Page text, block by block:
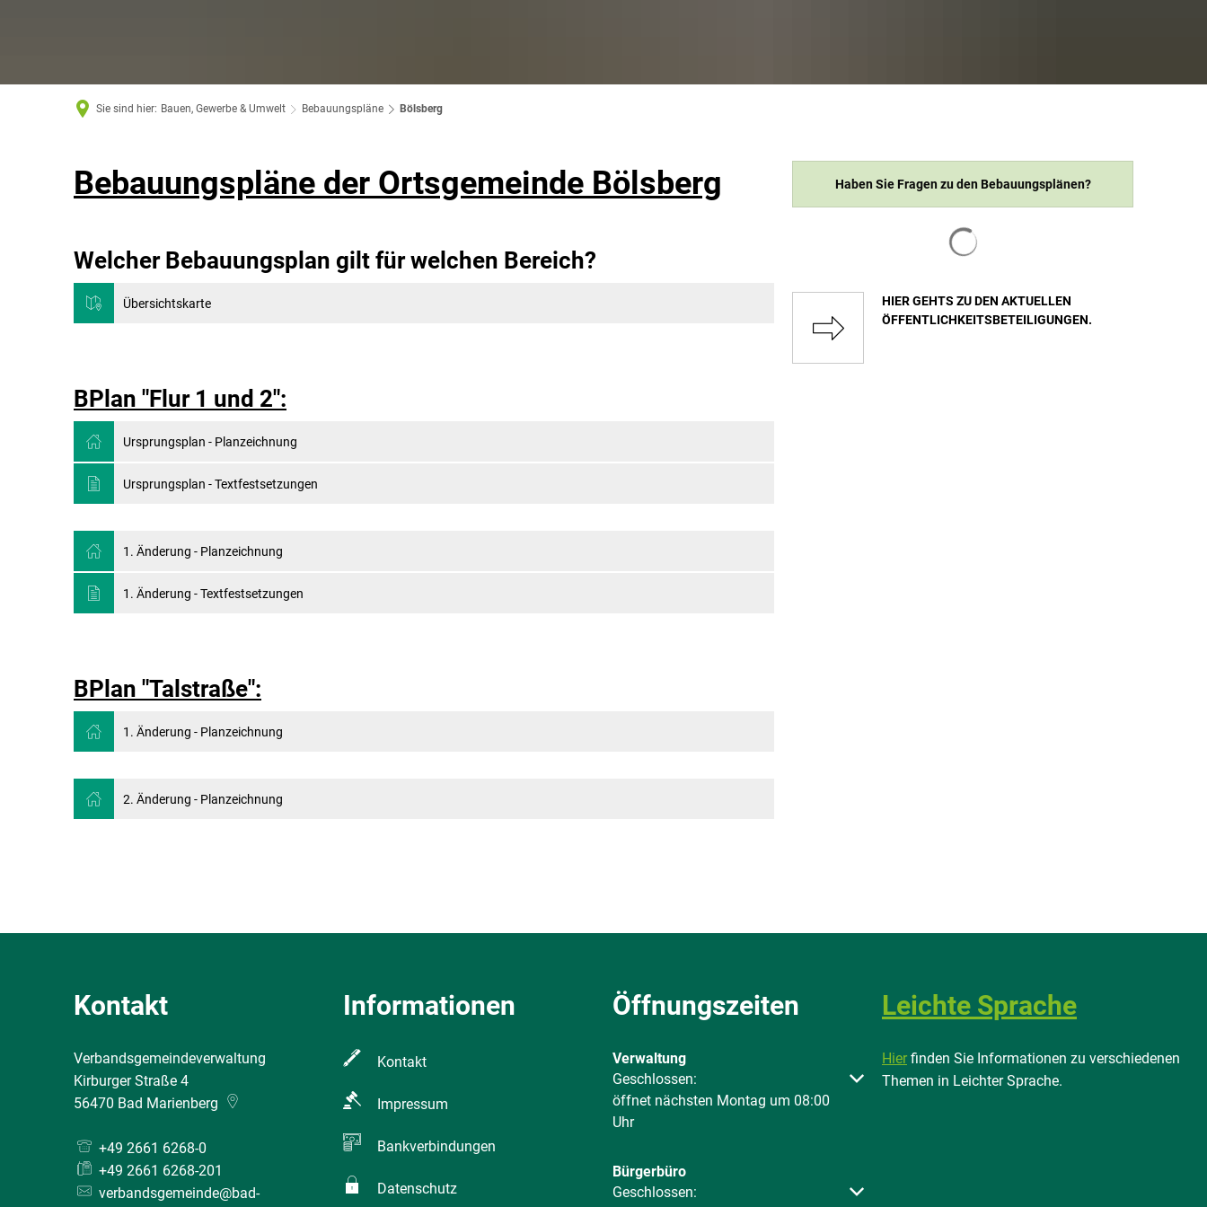
Sie sind hier: Bauen, Gewerbe & Umwelt Bebauungspläne Bölsberg
Bebauungspläne der Ortsgemeinde Bölsberg
Welcher Bebauungsplan gilt für welchen Bereich?
Übersichtskarte
BPlan "Flur 1 und 2":
Ursprungsplan - Planzeichnung
Ursprungsplan - Textfestsetzungen
1. Änderung - Planzeichnung
1. Änderung - Textfestsetzungen
BPlan "Talstraße":
1. Änderung - Planzeichnung
2. Änderung - Planzeichnung
Haben Sie Fragen zu den Bebauungsplänen?
HIER GEHTS ZU DEN AKTUELLEN
ÖFFENTLICHKEITSBETEILIGUNGEN.
Kontakt
Verbandsgemeindeverwaltung
Kirburger Straße 4
56470 Bad Marienberg
+49 2661 6268-0
+49 2661 6268-201
verbandsgemeinde@bad-
Informationen
Kontakt
Impressum
Bankverbindungen
Datenschutz
Öffnungszeiten
Verwaltung
Klicken, um weitere Öffnungs- oder Schließzeiten auszublenden
Geschlossen:
öffnet nächsten Montag um 08:00
Uhr
Bürgerbüro
Klicken, um weitere Öffnungs- oder Schließzeiten auszublenden
Geschlossen:
Leichte Sprache
Hier finden Sie Informationen zu verschiedenen
Themen in Leichter Sprache.